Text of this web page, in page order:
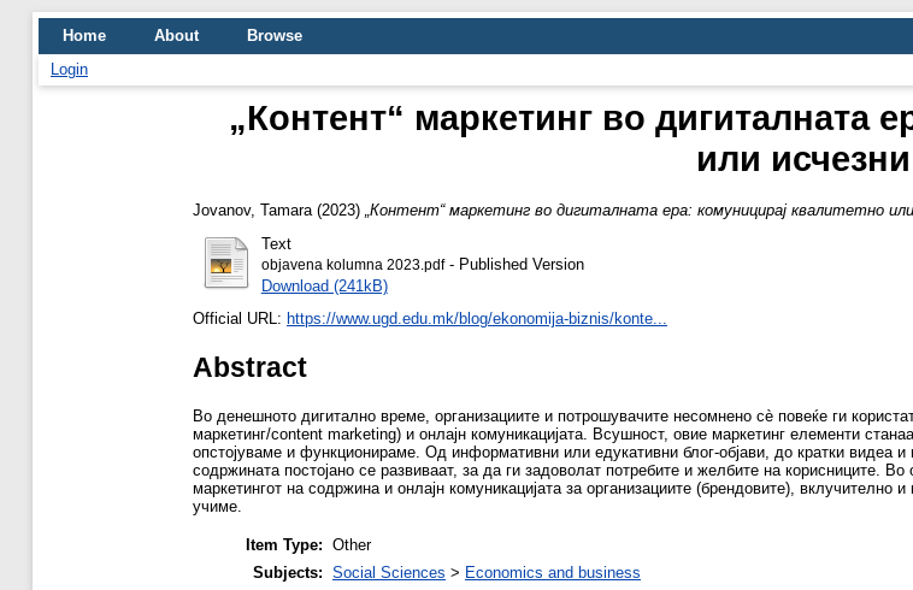
Home About
Browse
Login
„Контент“ маркетинг во дигиталната
или
Jovanov, Tamara (2023) „Контент“ маркетинг во дигиталната ера: комуницирај квалитетно
Text
objavena kolumna 2023.pdf- Published Version
Download (241kB)
Official URL: https://www.ugd.edu.mk/blog/ekonomija-biznis/konte...
Abstract
Во денешното дигитално време, организациите и потрошувачите несомнено сè повеќе ги
маркетинг/content marketing) и онлајн комуникацијата. Всушност, овие маркетинг елементи
опстојуваме и функционираме. Од информативни или едукативни блог-објави, до кратки видеа
содржината постојано се развиваат, за да ги задоволат потребите и желбите на корисниците.
маркетингот на содржина и онлајн комуникацијата за организациите (брендовите),
учиме.
Item Type: Other
Subjects: Social Sciences > Economics and business